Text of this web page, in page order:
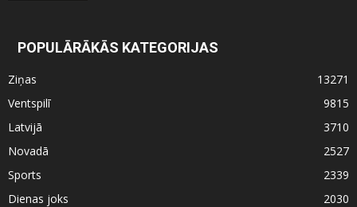
POPULĀRĀKĀS KATEGORIJAS
Ziņas
13271
Ventspilī
9815
Latvijā
3710
Novadā
2527
Sports
2339
Dienas joks
2030